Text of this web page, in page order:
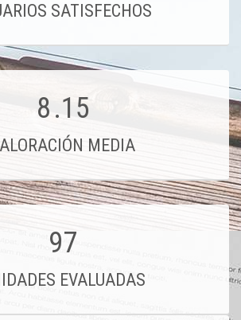
SATISFECHOS
8.15
MEDIA
97
EVALUADAS